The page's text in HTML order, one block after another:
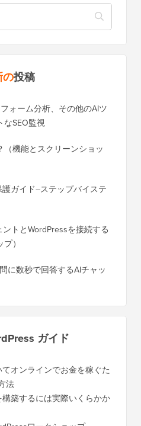
の投稿
ォーム分析、その他のAIツ
なSEO監視
（機能とスクリーンショッ
ガイド–ステップバイステ
トとWordPressを接続する
）
に数秒で回答するAIチャッ
ガイド
オンラインでお金を稼ぐた
法
築するには実際いくらかか